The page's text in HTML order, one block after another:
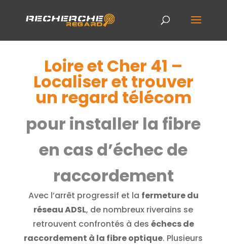
Loire et Cher 41 –
Localiser et trouver
un regard télécom
pour installer la fibre
en cas d’échec de
raccordement
Avec l’arrêt progressif et la fermeture du
réseau ADSL, de nombreux riverains se
retrouvent confrontés à des échecs de
raccordement à la fibre optique. Plusieurs